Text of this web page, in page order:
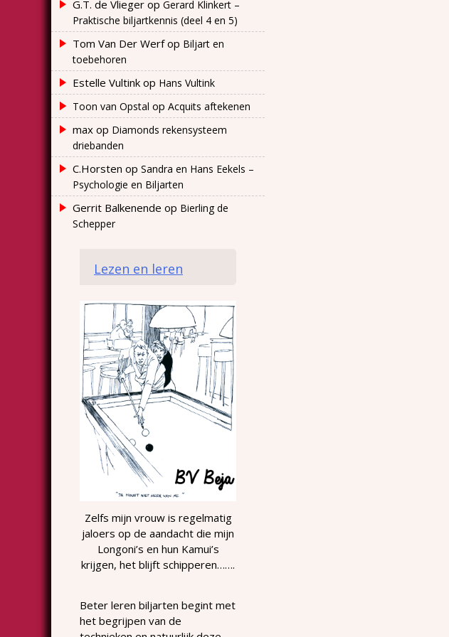
G.T. de Vlieger op Gerard Klinkert –
Praktische biljartkennis (deel 4 en 5)
Tom Van Der Werfop Biljart en
toebehoren
Estelle Vultink op Hans Vultink
Toon van Opstal op Acquits aftekenen
max op Diamonds rekensysteem
driebanden
C.Horsten op Sandra en Hans Eekels –
Psychologie en Biljarten
Gerrit Balkenende op Bierling de
Schepper
Lezen en leren
Zelfs mijn vrouw is regelmatig
jaloers op de aandacht die mijn
Longoni’s en hun Kamui’s
krijgen, het blijft schipperen…….
Beter leren biljarten begint met
het begrijpen van de